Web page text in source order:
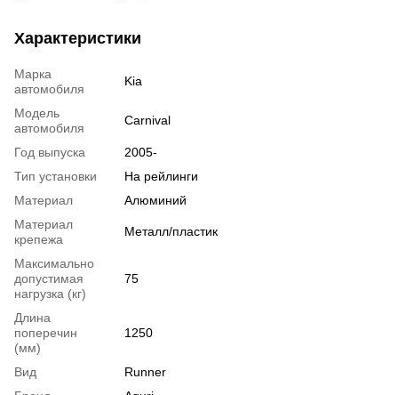
Характеристики
Марка
автомобиля
Kia
Модель
автомобиля
Carnival
Год выпуска
2005-
Тип установки
На рейлинги
Материал
Алюминий
Материал
крепежа
Металл/пластик
Максимально
допустимая
нагрузка (кг)
75
Длина
поперечин
(мм)
1250
Вид
Runner